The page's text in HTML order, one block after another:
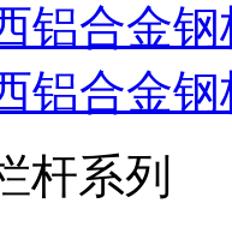
铝合金钢
铝合金钢
杆系列